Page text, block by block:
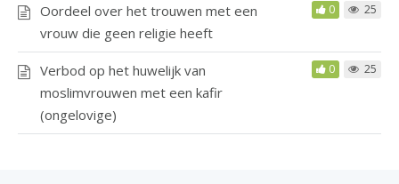
Oordeel over het trouwen met een
vrouw die geen religie heeft
0 25
Verbod op het huwelijk van
moslimvrouwen met een kafir
(ongelovige)
0 25